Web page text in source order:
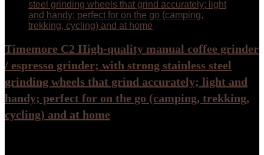
Timemore C2 High-quality manual coffee grinder
/ espresso grinder; with strong stainless steel
grinding wheels that grind accurately; light and
handy; perfect for on the go (camping, trekking,
cycling) and at home